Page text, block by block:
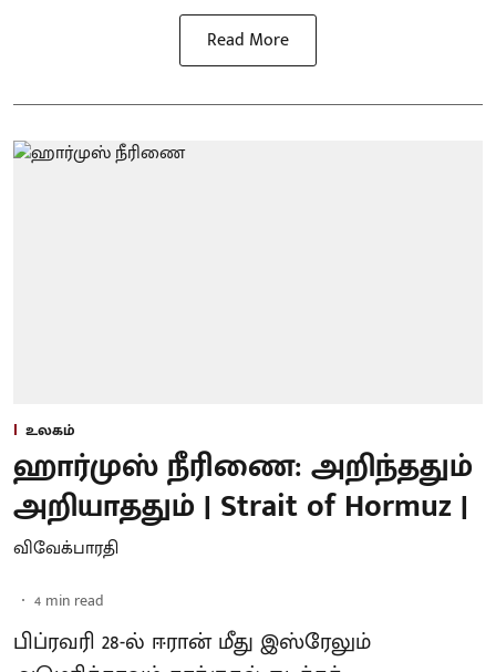
Read More
உலகம்
ஹார்முஸ் நீரிணை: அறிந்ததும்
அறியாததும் | Strait of Hormuz |
விவேக்பாரதி
4 min read
பிப்ரவரி 28-ல் ஈரான் மீது இஸ்ரேலும்